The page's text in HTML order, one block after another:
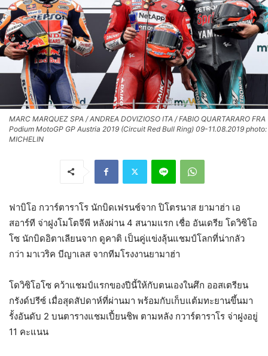
MARC MARQUEZ SPA / ANDREA DOVIZIOSO ITA / FABIO QUARTARARO FRA
Podium MotoGP GP Austria 2019 (Circuit Red Bull Ring) 09-11.08.2019 photo:
MICHELIN
ฟาบิโอ กวาร์ตาราโร นักบิดเฟรนช์จาก ปิโตรนาส ยามาฮ่า เอ
สอาร์ที จ่าฝูงโมโตจีพี หลังผ่าน 4 สนามแรก เชื่อ อันเดรีย โดวิซิโอ
โซ นักบิดอิตาเลียนจาก ดูคาติ เป็นคู่แข่งลุ้นแชมป์โลกที่น่ากลัว
กว่า มาเวริค บีญาเลส จากทีมโรงงานยามาฮ่า
โดวิซิโอโซ คว้าแชมป์แรกของปีนี้ให้กับตนเองในศึก ออสเตรียน
กรังด์ปรีซ์ เมื่อสุดสัปดาห์ที่ผ่านมา พร้อมกับเก็บแต้มทะยานขึ้นมา
รั้งอันดับ 2 บนตารางแชมเปี้ยนชิพ ตามหลัง กวาร์ตาราโร จ่าฝูงอยู่
11 คะแนน